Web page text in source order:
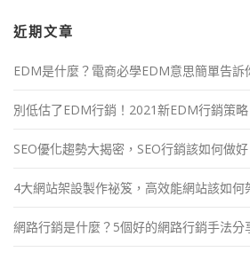
近期文章
EDM是什麼？電商必學EDM意思簡單告訴
別低估了EDM行銷！2021新EDM行銷策略
SEO優化趨勢大揭密，SEO行銷該如何做好
4大網站架設製作祕笈，高效能網站該如何
網路行銷是什麼？5個好的網路行銷手法分